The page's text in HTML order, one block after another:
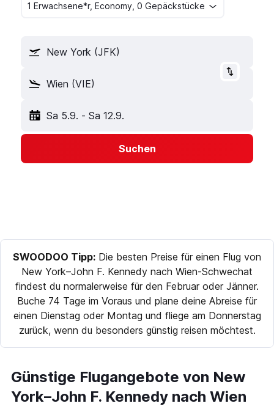
1 Erwachsene*r, Economy, 0 Gepäckstücke
New York (JFK)
Wien (VIE)
Sa 5.9. - Sa 12.9.
Suchen
SWOODOO Tipp: Die besten Preise für einen Flug von
New York–John F. Kennedy nach Wien-Schwechat
findest du normalerweise für den Februar oder Jänner.
Buche 74 Tage im Voraus und plane deine Abreise für
einen Dienstag oder Montag und fliege am Donnerstag
zurück, wenn du besonders günstig reisen möchtest.
Günstige Flugangebote von New
York–John F. Kennedy nach Wien